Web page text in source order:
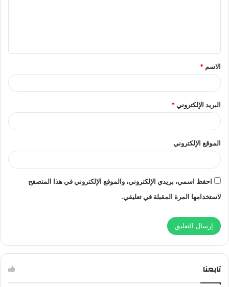
ق
*
الاسم *
البريد الإلكتروني*
الموقع الإلكتروني
احفظ اسمي، بريدي الإلكتروني، والموقع الإلكتروني في هذا المتصفح
لاستخدامها المرة المقبلة في تعليقي.
تابعنا